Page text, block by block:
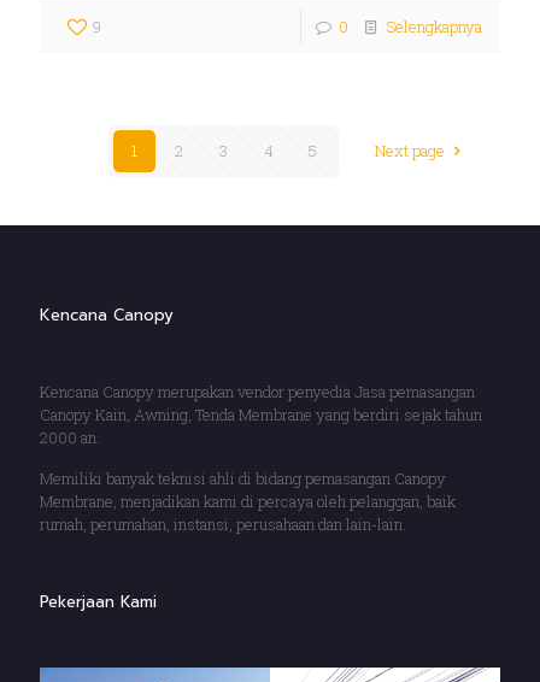
9 0 Selengkapnya
1 2 3 4 5 Next page
Kencana Canopy
Kencana Canopy merupakan vendor penyedia Jasa pemasangan
Canopy Kain, Awning, Tenda Membrane yang berdiri sejak tahun
2000 an.
Memiliki banyak teknisi ahli di bidang pemasangan Canopy
Membrane, menjadikan kami di percaya oleh pelanggan, baik
rumah, perumahan, instansi, perusahaan dan lain-lain.
Pekerjaan Kami